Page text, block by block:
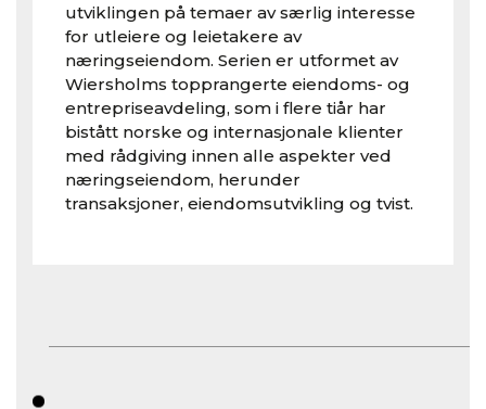
utviklingen på temaer av særlig interesse
for utleiere og leietakere av
næringseiendom. Serien er utformet av
Wiersholms topprangerte eiendoms- og
entrepriseavdeling, som i flere tiår har
bistått norske og internasjonale klienter
med rådgiving innen alle aspekter ved
næringseiendom, herunder
transaksjoner, eiendomsutvikling og tvist.